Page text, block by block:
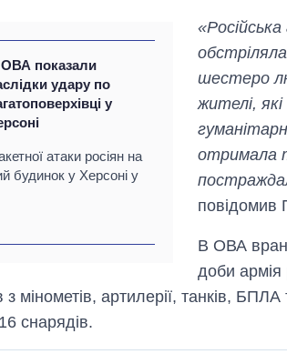
показали
удару по
у
атаки росіян на
будинок у Херсоні у
«Російська
шестеро
жителі,
отримала
повідомив
В ОВА
доби армія
мінометів, артилерії, танків,
снарядів.